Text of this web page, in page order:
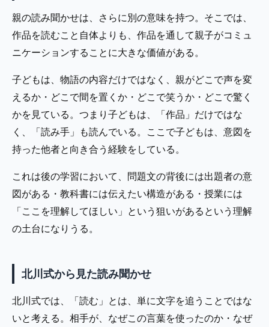
親の読み聞かせは、さらに別の意味を持つ。そこでは、
作品を読むこと自体よりも、作品を通して親子がコミュ
ニケーションすることに大きな価値がある。
子どもは、物語の内容だけではなく、親がどこで声を変
えるか・どこで間を置くか・どこで笑うか・どこで驚く
かを見ている。つまり子どもは、「作品」だけではな
く、「読み手」も読んでいる。ここで子どもは、意図を
持った他者と向き合う経験をしている。
これは後の学習において、問題文の背後には出題者の意
図がある・教科書には伝えたい構造がある・授業には
「ここを理解してほしい」という狙いがあるという理解
の土台になりうる。
北川式から見た読み聞かせ
北川式では、「読む」とは、単に文字を追うことではな
いと考える。相手が、なぜこの言葉を使ったのか・なぜ